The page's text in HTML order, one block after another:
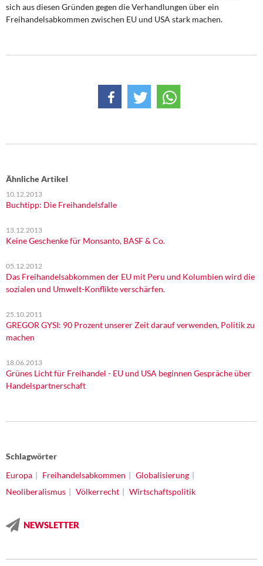
sich aus diesen Gründen gegen die Verhandlungen über ein
Freihandelsabkommen zwischen EU und USA stark machen.
Ähnliche Artikel
10.12.2013
Buchtipp: Die Freihandelsfalle
13.12.2013
Keine Geschenke für Monsanto, BASF & Co.
05.12.2012
Das Freihandelsabkommen der EU mit Peru und Kolumbien wird die
sozialen und Umwelt-Konflikte verschärfen.
25.10.2011
GREGOR GYSI: 90 Prozent unserer Zeit darauf verwenden, Politik zu
machen
18.06.2013
Grünes Licht für Freihandel - EU und USA beginnen Gespräche über
Handelspartnerschaft
Schlagwörter
Europa
Freihandelsabkommen
Globalisierung
Neoliberalismus
Völkerrecht Wirtschaftspolitik
NEWSLETTER